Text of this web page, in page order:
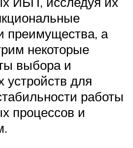
преимущества, а
некоторые
выбора и
устройств для
работы
процессов и